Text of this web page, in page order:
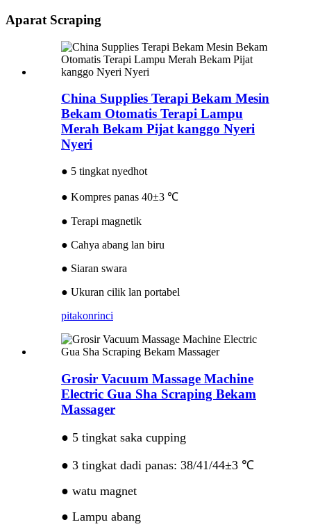
Aparat Scraping
China Supplies Terapi Bekam Mesin
Bekam Otomatis Terapi Lampu
Merah Bekam Pijat kanggo Nyeri
Nyeri
● 5 tingkat nyedhot
● Kompres panas 40±3 ℃
● Terapi magnetik
● Cahya abang lan biru
● Siaran swara
● Ukuran cilik lan portabel
pitakonrinci
Grosir Vacuum Massage Machine
Electric Gua Sha Scraping Bekam
Massager
● 5 tingkat saka cupping
● 3 tingkat dadi panas: 38/41/44±3 ℃
● watu magnet
● Lampu abang